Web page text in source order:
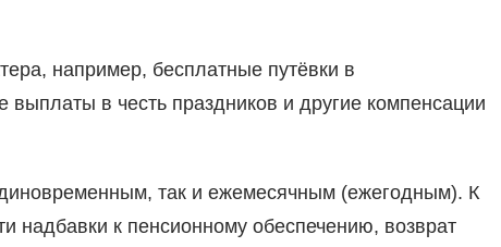
например, бесплатные путёвки в
в честь праздников и другие компенсации
так и ежемесячным (ежегодным). К
надбавки к пенсионному обеспечению, возврат